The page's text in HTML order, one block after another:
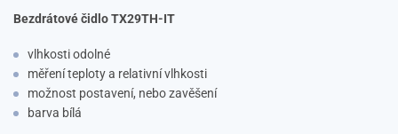
Bezdrátové čidlo TX29TH-IT
vlhkosti odolné
měření teploty a relativní vlhkosti
možnost postavení, nebo zavěšení
barva bílá